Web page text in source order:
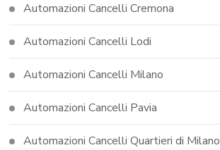
Automazioni Cancelli Cremona
Automazioni Cancelli Lodi
Automazioni Cancelli Milano
Automazioni Cancelli Pavia
Automazioni Cancelli Quartieri di Milano